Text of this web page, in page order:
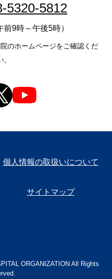
5320-5812
前9時～午後5時）
のホームページをご確認くだ
。
個人情報の取扱いについて
サイトマップ
ORGANIZATION All Rights